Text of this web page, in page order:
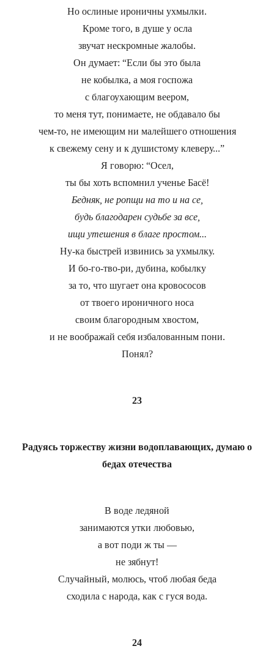
Но ослиные ироничны ухмылки.
Кроме того, в душе у осла
звучат нескромные жалобы.
Он думает: “Если бы это была
не кобылка, а моя госпожа
с благоухающим веером,
то меня тут, понимаете, не обдавало бы
чем-то, не имеющим ни малейшего отношения
к свежему сену и к душистому клеверу...”
Я говорю: “Осел,
ты бы хоть вспомнил ученье Басё!
Бедняк, не ропщи на то и на се,
будь благодарен судьбе за все,
ищи утешения в благе простом...
Ну-ка быстрей извинись за ухмылку.
И бо-го-тво-ри, дубина, кобылку
за то, что шугает она кровососов
от твоего ироничного носа
своим благородным хвостом,
и не воображай себя избалованным пони.
Понял?
23
Радуясь торжеству жизни водоплавающих, думаю о
бедах отечества
В воде ледяной
занимаются утки любовью,
а вот поди ж ты —
не зябнут!
Случайный, молюсь, чтоб любая беда
сходила с народа, как с гуся вода.
24